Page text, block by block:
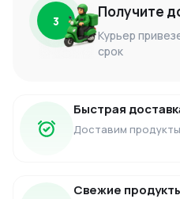
3 Получите
Курьер
срок
Быстрая
Доставим
Свежие